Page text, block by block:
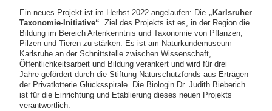
Ein neues Projekt ist im Herbst 2022 angelaufen: Die „Karlsruher
Taxonomie-Initiative“. Ziel des Projekts ist es, in der Region die
Bildung im Bereich Artenkenntnis und Taxonomie von Pflanzen,
Pilzen und Tieren zu stärken. Es ist am Naturkundemuseum
Karlsruhe an der Schnittstelle zwischen Wissenschaft,
Öffentlichkeitsarbeit und Bildung verankert und wird für drei
Jahre gefördert durch die Stiftung Naturschutzfonds aus Erträgen
der Privatlotterie Glücksspirale. Die Biologin Dr. Judith Bieberich
ist für die Einrichtung und Etablierung dieses neuen Projekts
verantwortlich.